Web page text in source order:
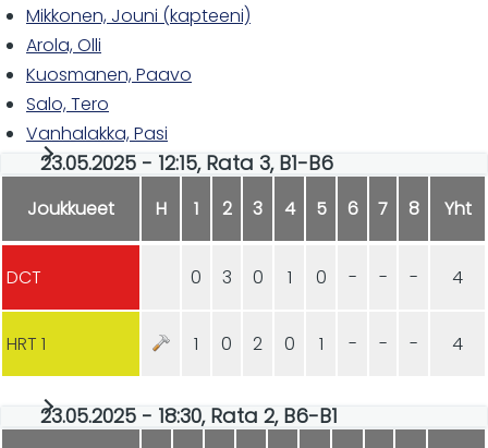
Mikkonen, Jouni (kapteeni)
Arola, Olli
Kuosmanen, Paavo
Salo, Tero
Vanhalakka, Pasi
23.05.2025 - 12:15, Rata 3, B1-B6
Joukkueet H 1 2 3 4 5 6 7 8 Yht
DCT 0 3 0 1 0 - - - 4
HRT 1 1 0 2 0 1 - - - 4
23.05.2025 - 18:30, Rata 2, B6-B1